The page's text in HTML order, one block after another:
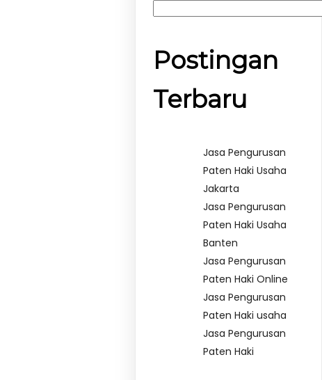
Postingan
Terbaru
Jasa Pengurusan
Paten Haki Usaha
Jakarta
Jasa Pengurusan
Paten Haki Usaha
Banten
Jasa Pengurusan
Paten Haki Online
Jasa Pengurusan
Paten Haki usaha
Jasa Pengurusan
Paten Haki